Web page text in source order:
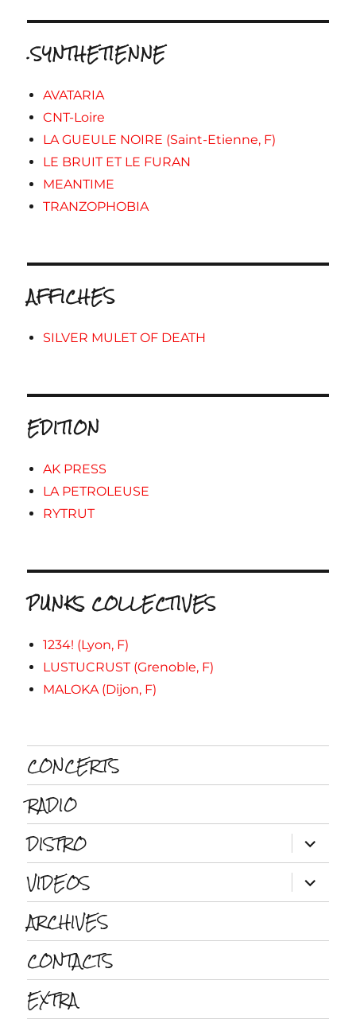
.SYNTHETIENNE
AVATARIA
CNT-Loire
LA GUEULE NOIRE (Saint-Etienne, F)
LE BRUIT ET LE FURAN
MEANTIME
TRANZOPHOBIA
AFFICHES
SILVER MULET OF DEATH
EDITION
AK PRESS
LA PETROLEUSE
RYTRUT
PUNKS COLLECTIVES
1234! (Lyon, F)
LUSTUCRUST (Grenoble, F)
MALOKA (Dijon, F)
CONCERTS
RADIO
DISTRO
ouvrir
le
sous-
menu
VIDEOS ouvrir
le
sous-
ARCHIVES
CONTACTS
EXTRA